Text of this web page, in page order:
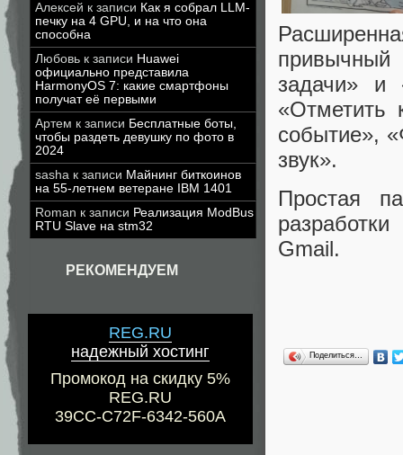
Алексей к записи Как я собрал LLM-
печку на 4 GPU, и на что она
способна
Любовь к записи Huawei
официально представила
HarmonyOS 7: какие смартфоны
получат её первыми
Артем к записи Бесплатные боты,
чтобы раздеть девушку по фото в
2024
sasha к записи Майнинг биткоинов
на 55-летнем ветеране IBM 1401
Roman к записи Реализация ModBus
RTU Slave на stm32
РЕКОМЕНДУЕМ
REG.RU
надежный хостинг
Промокод на скидку 5%
REG.RU
39CC-C72F-6342-560A
привычный
задачи» и
«Отметить
событие»,
звук».
Простая
Gmail.
Поделиться…